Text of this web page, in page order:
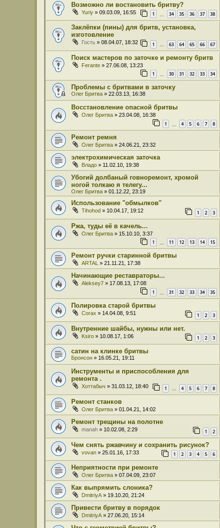
Возможно ли востановить бритву?
Yuriy » 09.03.09, 16:55 1 34 35 36 37 38
Заклёпки (пины) для бритв, установка,
изготовление
Гость » 08.04.07, 18:32 1 … 63 64 65 66 67
Поиск мастеров по заточке и ремонту бритв
Ferante » 27.06.08, 13:23
1 30 31 32 33 34
Проблемы с бритвами в заточку
Олег Бритва » 22.03.13, 16:38
Восстановление опасной бритвы
Олег Бритва » 23.04.08, 16:38
1 4 5 6 7 8
Ремонт ремня
Олег Бритва » 24.06.21, 23:32
электрохимическая заточка
Владо » 11.02.10, 19:38
Убогий долбаный говноремонт, хромой
ногой толкаю я телегу...
Олег Бритва » 01.12.22, 23:19
Использование "обмылков"
Tihohod » 10.04.17, 19:12 1 2 3
Ржа, туды её в качель...
Олег Бритва » 15.10.10, 3:37
1 11 12 13 14 15
Ремонт ручки старинной бритвы
ARTAL » 21.11.21, 17:38
Начинающие реставраторы...
Aleksey7 » 17.08.13, 17:08
1 31 32 33 34 35
Полировка старой бритвы
Corax » 14.04.08, 9:51 1 2 3
Внутренние шайбы, нужны или нет.
Ksiro » 10.08.17, 1:06 1 2 3
сатин на клинке бритвы
Бронсон » 16.05.21, 19:11
Инструменты и приспособления для
ремонта .
Хоттабыч » 31.03.12, 18:40 1 … 4 5 6 7 8
Ремонт станков
Олег Бритва » 01.04.21, 14:02
Ремонт трещины на полотне
manah » 10.02.08, 2:29 1 2
Чем снять ржавчину и сохранить рисунок?
vovan » 25.01.16, 17:33 1 2 3 4 5 6
Неприятности при ремонте
Олег Бритва » 07.04.09, 23:07
Как выпрямить слоника?
DmitriyA » 19.10.20, 21:24
Привести бритву в порядок
DmitriyA » 27.06.20, 15:14